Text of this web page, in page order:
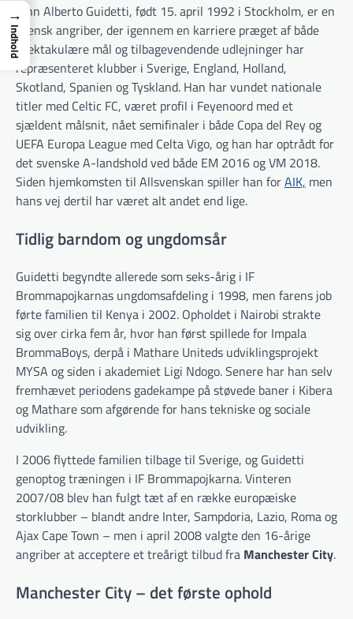
John Alberto Guidetti, født 15. april 1992 i Stockholm, er en
svensk angriber, der igennem en karriere præget af både
spektakulære mål og tilbagevendende udlejninger har
repræsenteret klubber i Sverige, England, Holland,
Skotland, Spanien og Tyskland. Han har vundet nationale
titler med Celtic FC, været profil i Feyenoord med et
sjældent målsnit, nået semifinaler i både Copa del Rey og
UEFA Europa League med Celta Vigo, og han har optrådt for
det svenske A-landshold ved både EM 2016 og VM 2018.
Siden hjemkomsten til Allsvenskan spiller han forAIK, men
hans vej dertil har været alt andet end lige.
Tidlig barndom og ungdomsår
Guidetti begyndte allerede som seks-årig i IF
Brommapojkarnas ungdomsafdeling i 1998, men farens job
førte familien til Kenya i 2002. Opholdet i Nairobi strakte
sig over cirka fem år, hvor han først spillede for Impala
BrommaBoys, derpå i Mathare Uniteds udviklingsprojekt
MYSA og siden i akademiet Ligi Ndogo. Senere har han selv
fremhævet periodens gadekampe på støvede baner i Kibera
og Mathare som afgørende for hans tekniske og sociale
udvikling.
I 2006 flyttede familien tilbage til Sverige, og Guidetti
genoptog træningen i IF Brommapojkarna. Vinteren
2007/08 blev han fulgt tæt af en række europæiske
storklubber – blandt andre Inter, Sampdoria, Lazio, Roma og
Ajax Cape Town – men i april 2008 valgte den 16-årige
angriber at acceptere et treårigt tilbud fra Manchester City.
Manchester City – det første ophold
→
Indhold